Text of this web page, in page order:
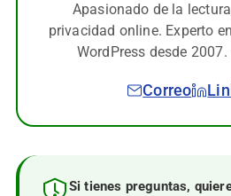
Apasionado de la
privacidad online. Experto
WordPress desde 2007.
Correo
Si tienes preguntas,